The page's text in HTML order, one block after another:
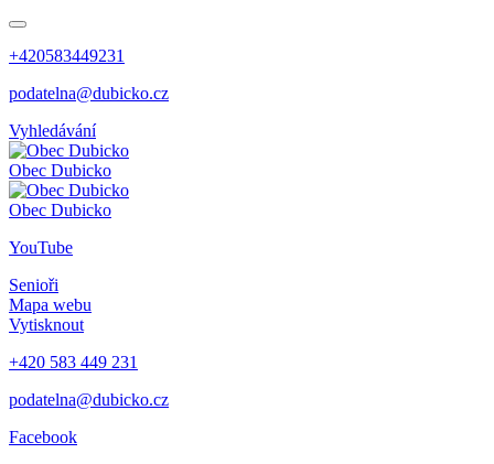
+420583449231
podatelna@dubicko.cz
Vyhledávání
Obec Dubicko
Obec Dubicko
YouTube
Senioři
Mapa webu
Vytisknout
+420 583 449 231
podatelna@dubicko.cz
Facebook